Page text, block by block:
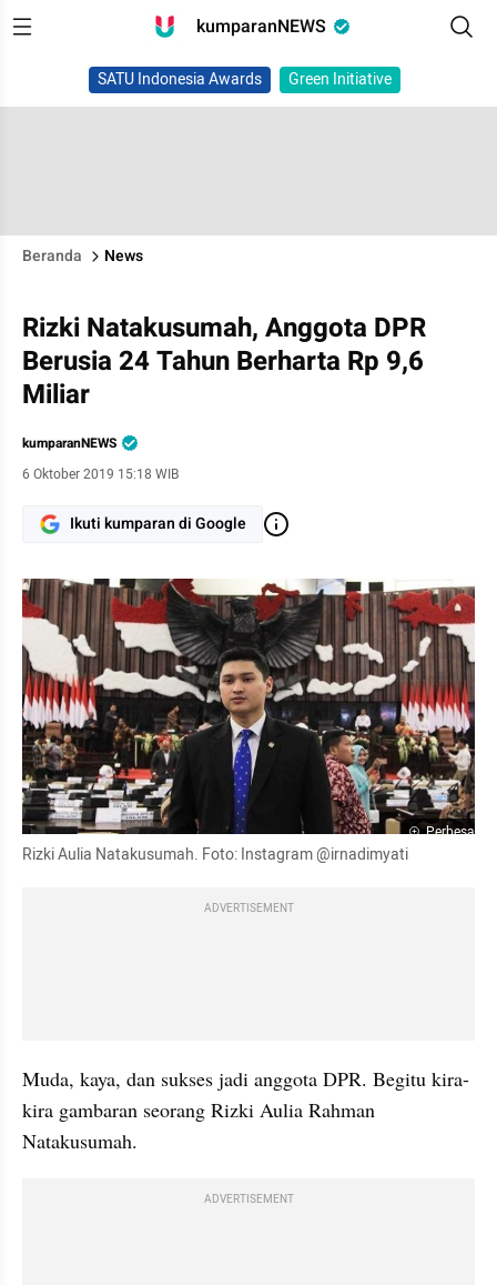
kumparanNEWS
SATU Indonesia Awards Green Initiative
Beranda News
Rizki Natakusumah, Anggota DPR
Berusia 24 Tahun Berharta Rp 9,6
Miliar
kumparanNEWS
6 Oktober 2019 15:18 WIB
Ikuti kumparan di Google
Perbesar
Rizki Aulia Natakusumah. Foto: Instagram @irnadimyati
ADVERTISEMENT
Muda, kaya, dan sukses jadi anggota DPR. Begitu kira-
kira gambaran seorang Rizki Aulia Rahman
Natakusumah.
ADVERTISEMENT